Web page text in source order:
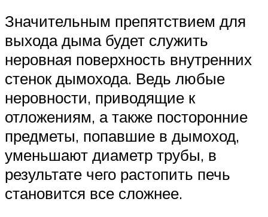
Значительным препятствием для
выхода дыма будет служить
неровная поверхность внутренних
стенок дымохода. Ведь любые
неровности, приводящие к
отложениям, а также посторонние
предметы, попавшие в дымоход,
уменьшают диаметр трубы, в
результате чего растопить печь
становится все сложнее.